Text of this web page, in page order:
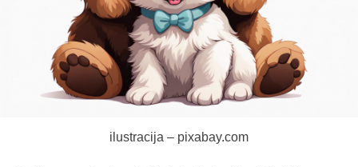
ilustracija – pixabay.com